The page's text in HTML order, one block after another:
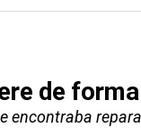
de
encontraba